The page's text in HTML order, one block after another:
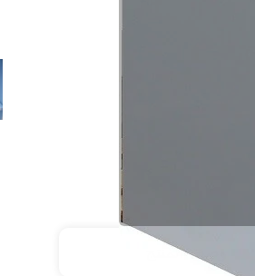
وصف المنتج